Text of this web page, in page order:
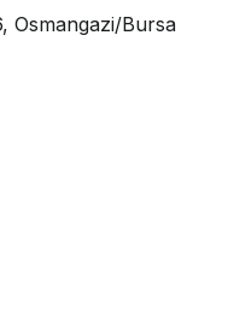
Osmangazi/Bursa